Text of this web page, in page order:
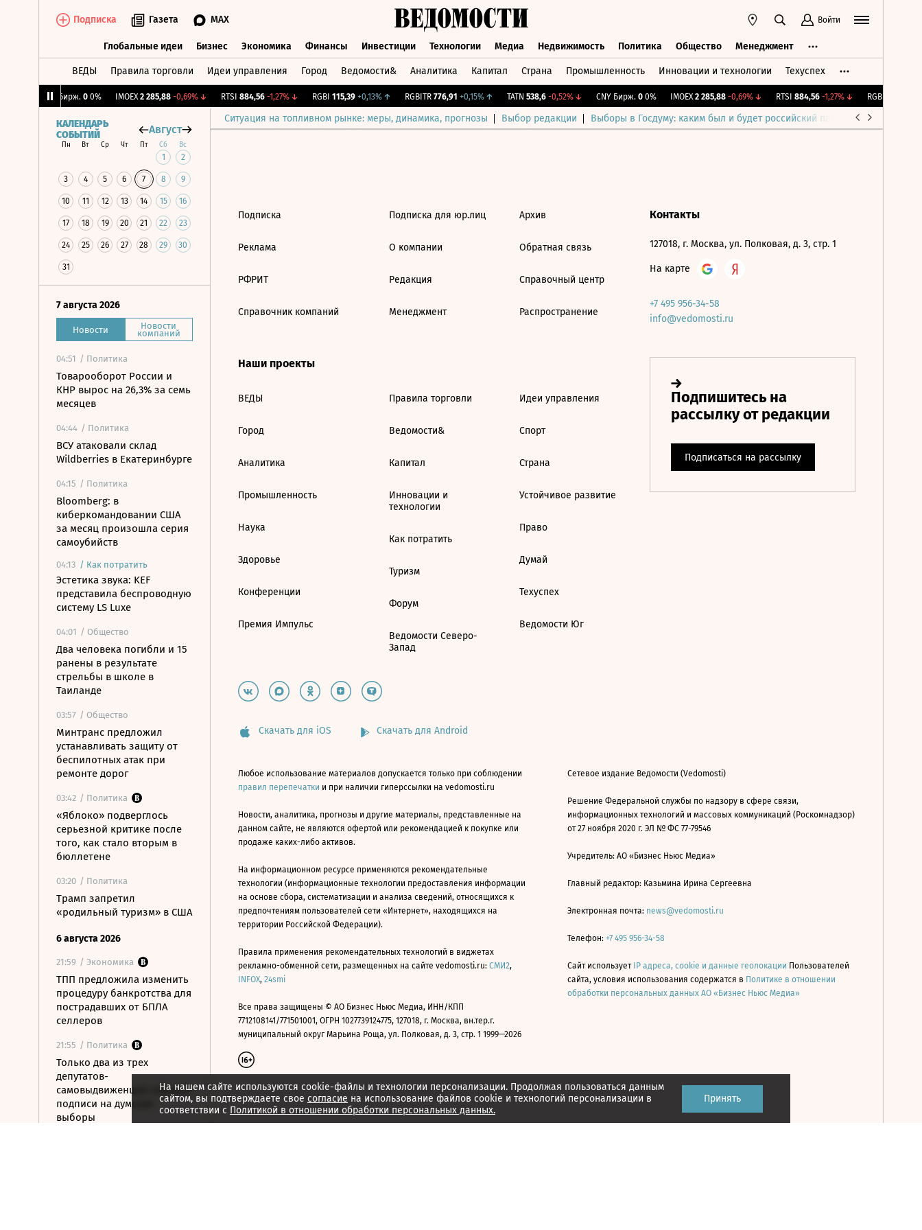
Подписка Газета MAX Войти
Глобальные идеи Бизнес Экономика Финансы Инвестиции Технологии Медиа Недвижимость Политика Общество Менеджмент
ВЕДЫ Правила торговли Идеи управления Город Ведомости& Аналитика Капитал Страна Промышленность Инновации и технологии Техуспех
CNY Бирж. 0 0% IMOEX 2 285,88 -0,69%↓ RTSI 884,56 -1,27%↓ RGBI 115,39 +0,13%↑ RGBITR 776,91 +0,15%↑ TATN 538,6 -0,52%↓ CNY Бирж. 0 0% IMOEX 2 285,88 -0,69%↓ RTSI 884,56 -1,27%↓ RGBI 115,39
Ситуация на топливном рынке: меры, динамика, прогнозы Выбор редакции Выборы в Госдуму: каким был и будет российский парламент
КАЛЕНДАРЬ
СОБЫТИЙ
Август
Пн Вт Ср Чт Пт Сб Вс
1 2
3 4 5 6 7 8 9
10 11 12 13 14 15 16
17 18 19 20 21 22 23
24 25 26 27 28 29 30
31
7 августа 2026
Новости Новости
компаний
04:51 / Политика
Товарооборот России и
КНР вырос на 26,3% за семь
месяцев
04:44 / Политика
ВСУ атаковали склад
Wildberries в Екатеринбурге
04:15 / Политика
Bloomberg: в
киберкомандовании США
за месяц произошла серия
самоубийств
04:13 / Как потратить
Эстетика звука: KEF
представила беспроводную
систему LS Luxe
04:01 / Общество
Два человека погибли и 15
ранены в результате
стрельбы в школе в
Таиланде
03:57 / Общество
Минтранс предложил
устанавливать защиту от
беспилотных атак при
ремонте дорог
03:42 / Политика
«Яблоко» подверглось
серьезной критике после
того, как стало вторым в
бюллетене
03:20 / Политика
Трамп запретил
«родильный туризм» в США
6 августа 2026
21:59 / Экономика
ТПП предложила изменить
процедуру банкротства для
пострадавших от БПЛА
селлеров
21:55 / Политика
Только два из трех
депутатов-
самовыдвиженцев собрали
подписи на думские
выборы
На нашем сайте используются cookie-файлы и технологии персонализации. Продолжая пользоваться данным
сайтом, вы подтверждаете свое согласие на использование файлов cookie и технологий персонализации в
соответствии с Политикой в отношении обработки персональных данных.
Принять
Подписка
Реклама
РФРИТ
Справочник компаний
Подписка для юр.лиц
О компании
Редакция
Менеджмент
Архив
Обратная связь
Справочный центр
Распространение
Наши проекты
ВЕДЫ
Город
Аналитика
Промышленность
Наука
Здоровье
Конференции
Премия Импульс
Правила торговли
Ведомости&
Капитал
Инновации и
технологии
Как потратить
Туризм
Форум
Ведомости Северо-
Запад
Идеи управления
Спорт
Страна
Устойчивое развитие
Право
Думай
Техуспех
Ведомости Юг
Контакты
127018, г. Москва, ул. Полковая, д. 3, стр. 1
На карте
+7 495 956-34-58
info@vedomosti.ru
Скачать для iOS Скачать для Android
Любое использование материалов допускается только при соблюдении
правил перепечатки и при наличии гиперссылки на vedomosti.ru
Новости, аналитика, прогнозы и другие материалы, представленные на
данном сайте, не являются офертой или рекомендацией к покупке или
продаже каких-либо активов.
На информационном ресурсе применяются рекомендательные
технологии (информационные технологии предоставления информации
на основе сбора, систематизации и анализа сведений, относящихся к
предпочтениям пользователей сети «Интернет», находящихся на
территории Российской Федерации).
Правила применения рекомендательных технологий в виджетах
рекламно-обменной сети, размещенных на сайте vedomosti.ru: СМИ2,
INFOX, 24smi
Все права защищены © АО Бизнес Ньюс Медиа, ИНН/КПП
7712108141/771501001, ОГРН 1027739124775, 127018, г. Москва, вн.тер.г.
муниципальный округ Марьина Роща, ул. Полковая, д. 3, стр. 1 1999—2026
Сетевое издание Ведомости (Vedomosti)
Решение Федеральной службы по надзору в сфере связи,
информационных технологий и массовых коммуникаций (Роскомнадзор)
от 27 ноября 2020 г. ЭЛ № ФС 77-79546
Учредитель: АО «Бизнес Ньюс Медиа»
Главный редактор: Казьмина Ирина Сергеевна
Электронная почта: news@vedomosti.ru
Телефон: +7 495 956-34-58
Сайт использует IP адреса, cookie и данные геолокации Пользователей
сайта, условия использования содержатся в Политике в отношении
обработки персональных данных АО «Бизнес Ньюс Медиа»